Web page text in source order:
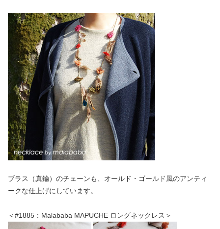
ブラス（真鍮）のチェーンも、オールド・ゴールド風のアンティ
ークな仕上げにしています。
＜#1885：Malababa MAPUCHE ロングネックレス＞